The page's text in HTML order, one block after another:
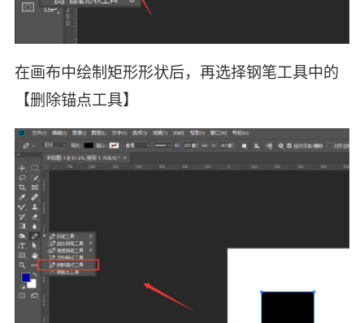
在画布中绘制矩形形状后，再选择钢笔工具中的
【删除锚点工具】